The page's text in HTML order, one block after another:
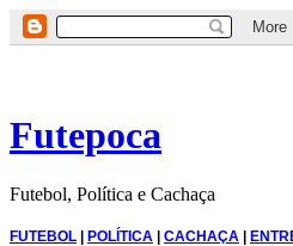
Futepoca
Futebol, Política e Cachaça
FUTEBOL | POLÍTICA | CACHAÇA |